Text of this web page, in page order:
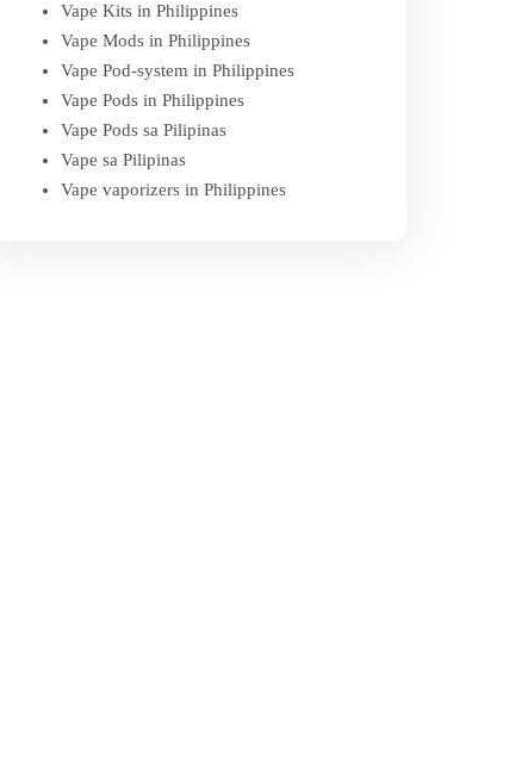
Vape Kits in Philippines
Vape Mods in Philippines
Vape Pod-system in Philippines
Vape Pods in Philippines
Vape Pods sa Pilipinas
Vape sa Pilipinas
Vape vaporizers in Philippines